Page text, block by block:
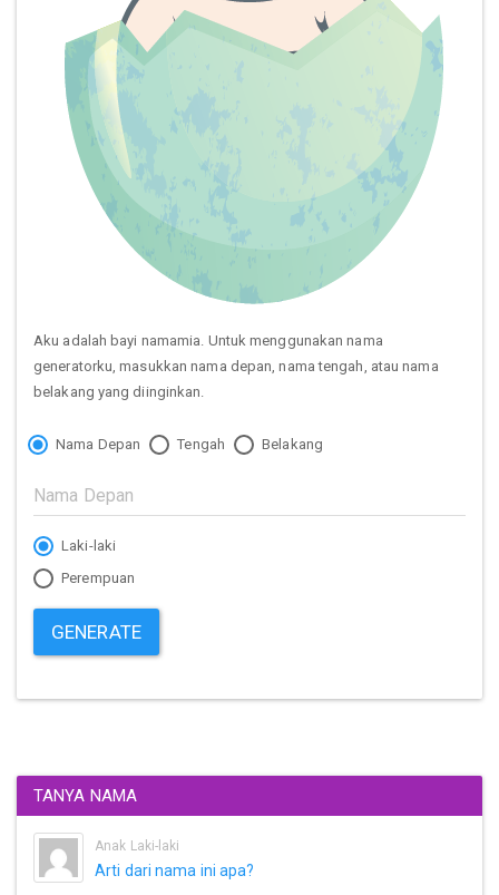
Aku adalah bayi namamia. Untuk menggunakan nama
generatorku, masukkan nama depan, nama tengah, atau nama
belakang yang diinginkan.
Nama Depan Tengah Belakang
Laki-laki
Perempuan
GENERATE
TANYA NAMA
Anak Laki-laki
Arti dari nama ini apa?